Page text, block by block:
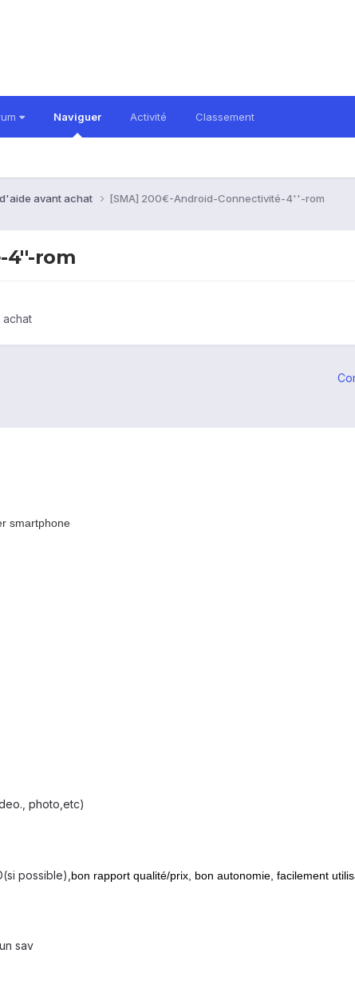
Naviguer Activité Classement
avant achat [SMA] 200€-Android-Connectivité-4''-rom
4''-rom
achat
smartphone
photo,etc)
possible), bon rapport qualité/prix, bon autonomie, facilement
sav